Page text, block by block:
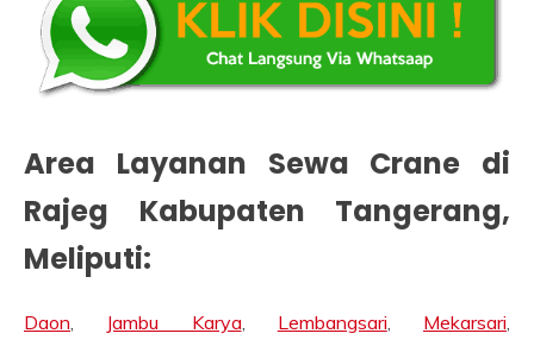
Area Layanan Sewa Crane di
Rajeg Kabupaten Tangerang,
Meliputi:
Daon, Jambu Karya, Lembangsari, Mekarsari,